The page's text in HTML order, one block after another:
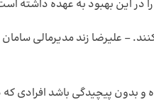
در این بهبود به عهده داشته
– علیرضا زند مدیرمالی
و بدون پیچیدگی باشد افرادی